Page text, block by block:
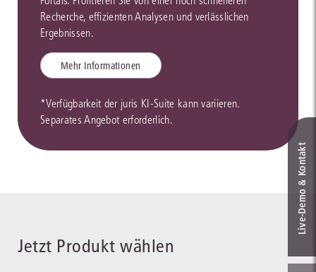
Recherche, effizienten Analysen und verlässlichen
Ergebnissen.
Mehr Informationen
*Verfügbarkeit der juris KI-Suite kann variieren.
Separates Angebot erforderlich.
Jetzt Produkt wählen
Live‑Demo & Kontakt